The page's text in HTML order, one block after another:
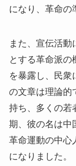
になり、革命の
また、宣伝活
とする革命派の
を暴露し、民衆
の文章は理論的
持ち、多くの若
期、彼の名は中
革命運動の中心
になりました。